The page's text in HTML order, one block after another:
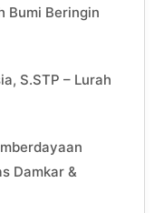
Bumi Beringin
S.STP – Lurah
Damkar &